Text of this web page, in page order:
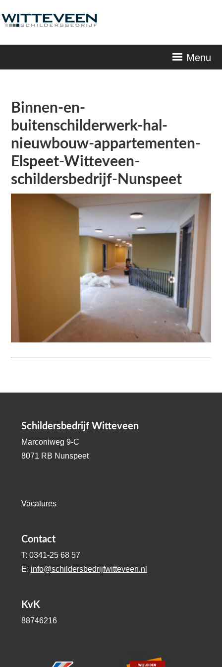
Menu
Binnen-en-
buitenschilderwerk-hal-
nieuwbouw-appartementen-
Elspeet-Witteveen-
schildersbedrijf-Nunspeet
Schildersbedrijf Witteveen
Marconiweg 9-C
8071 RB Nunspeet
Vacatures
Contact
T: 0341-25 68 57
E: info@schildersbedrijfwitteveen.nl
KvK
88746216